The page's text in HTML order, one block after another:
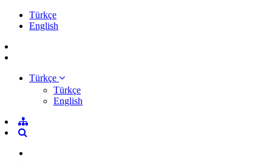
Türkçe
English
Türkçe
Türkçe
English